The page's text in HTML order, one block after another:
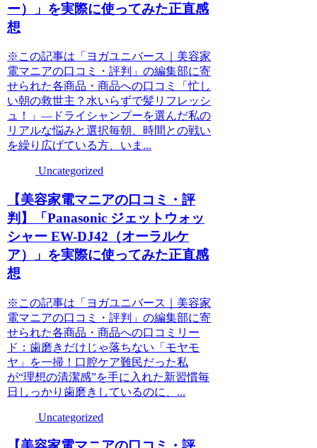
ー）」を実際に使ってみた正直感
想
※この記事は「ヨガユニバース｜美容家
電マニアの口コミ・評判」の編集部に寄
せられた各商品・商品への口コミ「忙し
い朝の救世主？水いらずで髪リフレッシ
ュ！」―ドライシャンプーを選んだ私の
リアルな悩みと選択毎朝、時間との戦い
を繰り広げている方、いま...
Uncategorized
【美容家電マニアの口コミ・評
判】「Panasonic ジェットウォッ
シャー EW-DJ42（オーラルケ
ア）」を実際に使ってみた正直感
想
※この記事は「ヨガユニバース｜美容家
電マニアの口コミ・評判」の編集部に寄
せられた各商品・商品への口コミリー
ド：歯磨きだけじゃ落ちない「モヤモ
ヤ」を一掃！口腔ケア難民だった私
が“理想の清潔感”を手に入れた新習慣毎
日しっかり歯磨きしているのに、...
Uncategorized